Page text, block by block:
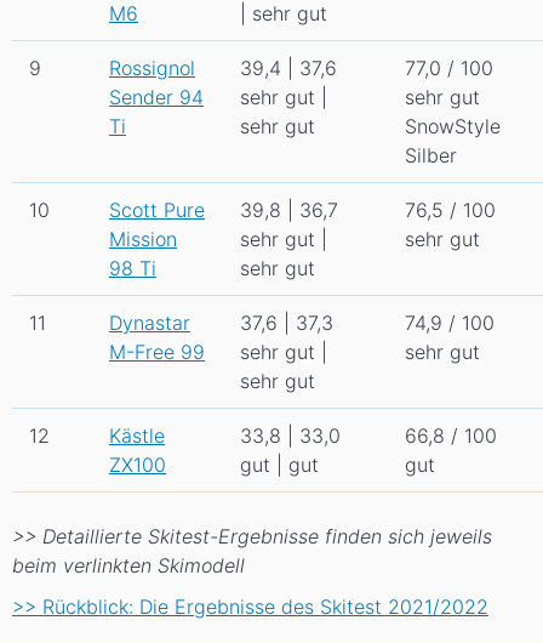
M6
| sehr gut
9
Rossignol
Sender 94
Ti
39,4 | 37,6
sehr gut |
sehr gut
77,0 / 100
sehr gut
SnowStyle
Silber
10
Scott Pure
Mission
98 Ti
39,8 | 36,7
sehr gut |
sehr gut
76,5 / 100
sehr gut
11
Dynastar
M-Free 99
37,6 | 37,3
sehr gut |
sehr gut
74,9 / 100
sehr gut
12
Kästle
ZX100
33,8 | 33,0
gut | gut
66,8 / 100
gut
>> Detaillierte Skitest-Ergebnisse finden sich jeweils
beim verlinkten Skimodell
>> Rückblick: Die Ergebnisse des Skitest 2021/2022